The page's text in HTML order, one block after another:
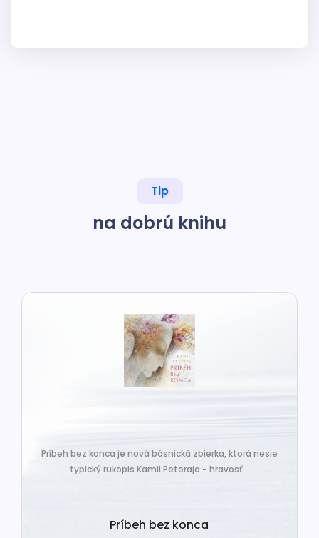
Tip
na dobrú knihu
Príbeh bez konca je nová básnická zbierka, ktorá nesie
typický rukopis Kamil Peteraja - hravosť...
Príbeh bez konca